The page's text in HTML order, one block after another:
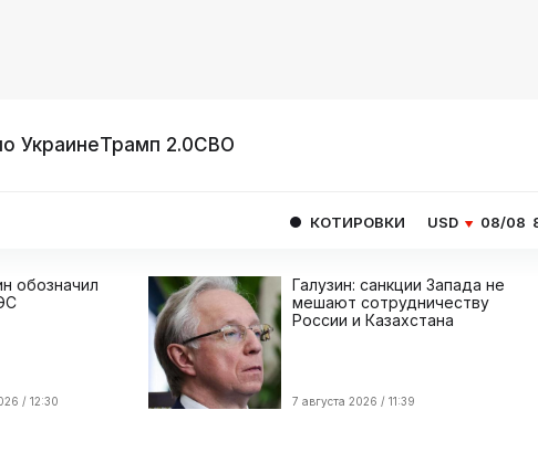
УкраинеТрамп 2.0СВО
КОТИРОВКИ USD 08/08 82.1665 EUR
обозначил
/ 12:30
Галузин: санкции Запада не
мешают сотрудничеству
России и Казахстана
7 августа 2026 / 11:39